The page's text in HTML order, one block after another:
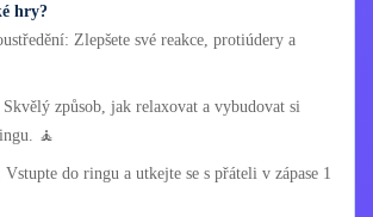
hry?
Zlepšete své reakce, protiúdery a
způsob, jak relaxovat a vybudovat si
🧘
do ringu a utkejte se s přáteli v zápase 1